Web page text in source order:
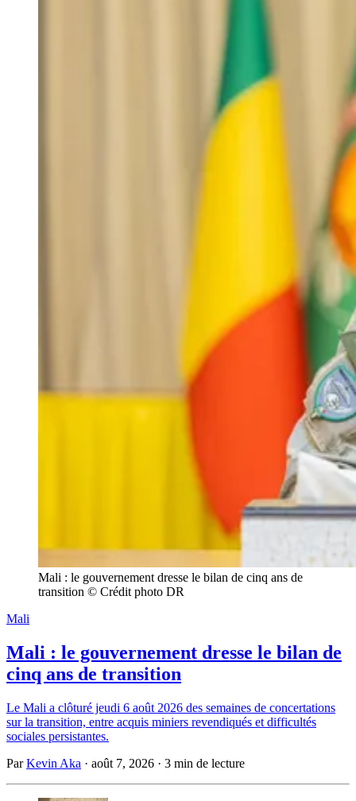
Mali : le gouvernement dresse le bilan de cinq ans de
transition © Crédit photo DR
Mali
Mali : le gouvernement dresse le bilan de
cinq ans de transition
Le Mali a clôturé jeudi 6 août 2026 des semaines de concertations
sur la transition, entre acquis miniers revendiqués et difficultés
sociales persistantes.
ParKevin Aka · août 7, 2026 · 3 min de lecture